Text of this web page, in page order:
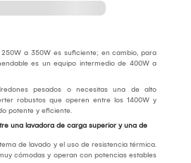
a 350W es suficiente; en cambio, para
es un equipo intermedio de 400W a
pesados o necesitas una de alto
robustos que operen entre los 1400W y
potente y eficiente.
una lavadora de carga superior y una de
de lavado y el uso de resistencia térmica.
cómodas y operan con potencias estables